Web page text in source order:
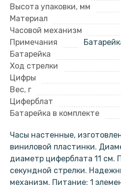
Высота упаковки, мм
Материал
Часовой механизм
Примечания
Батарейка
Ход стрелки
Цифры
Вес, г
Циферблат
Батарейка в комплекте
Часы настенные,
виниловой пластинки.
диаметр циферблата 11 см.
секундной стрелки.
механизм. Питание: 1